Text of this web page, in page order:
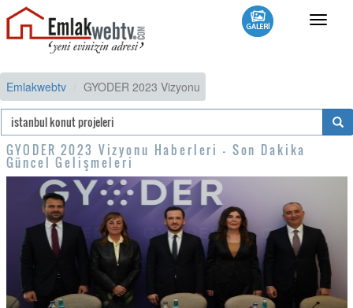
Toggle
Emlakwebtv GYODER 2023 Vizyonu
GYODER 2023 Vizyonu Haberleri - Son Dakika
Güncel Gelişmeleri